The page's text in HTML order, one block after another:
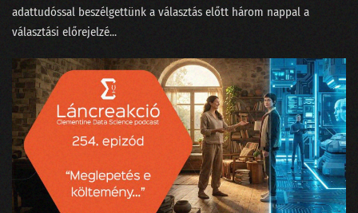
125 - MI is csak emberek vagyunk!
123 - Döntéshozó drónok és legyőzött vadászpilóták
122 - Kézműves hamburgert minden zenerajongónak?
121 - Történetek Adatországból
120 - Most akkor a Facebook tényleg nem is veszélyes a társadalomra?
119 - Virtuális valótlanság?
adattudóssal beszélgettünk a választás előtt három nappal a
választási előrejelzé...